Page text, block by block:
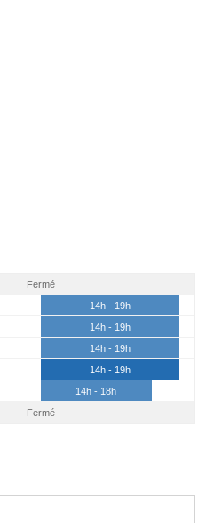
Fermé
14h - 19h
14h - 19h
14h - 19h
14h - 19h
14h - 18h
Fermé